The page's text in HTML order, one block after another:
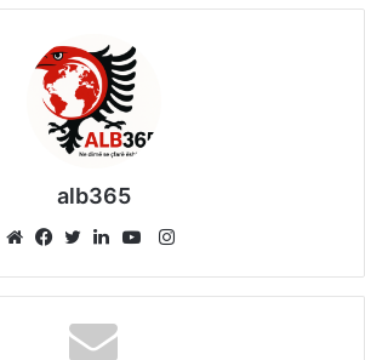
alb365
Instagram